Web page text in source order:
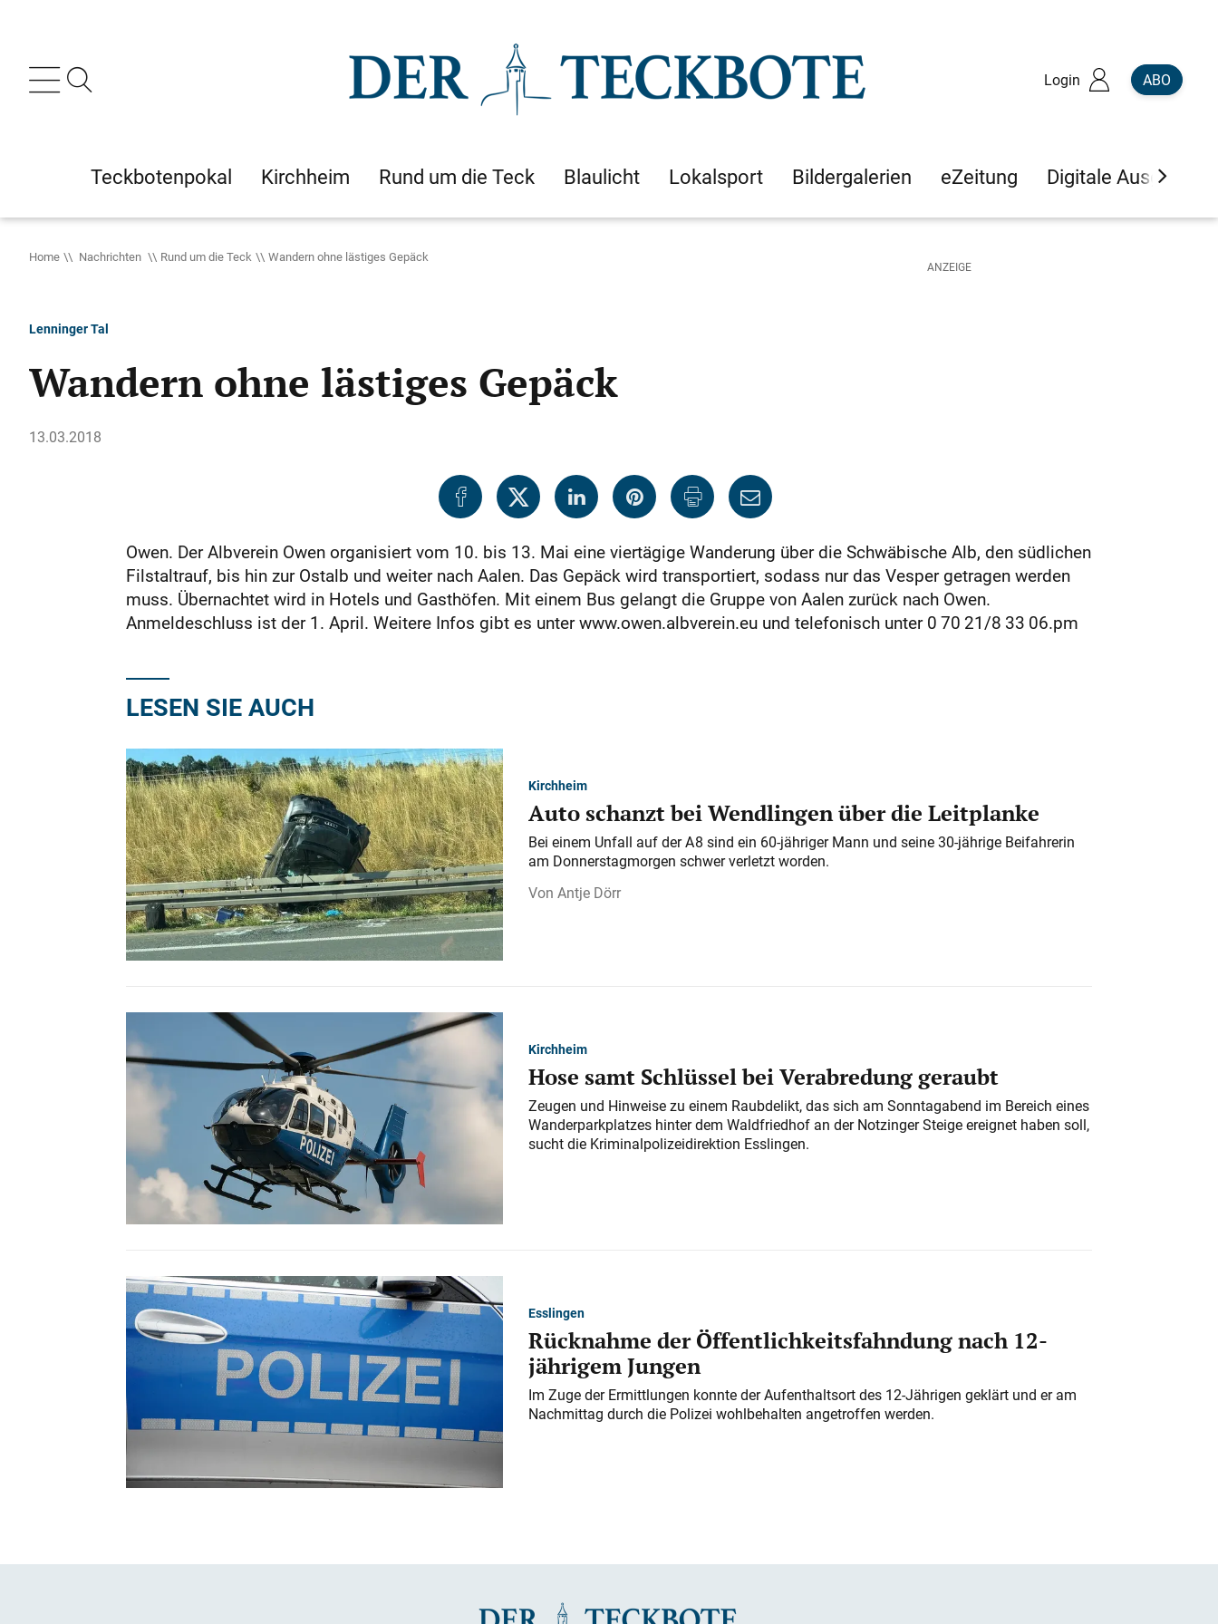
Login ABO
Teckbotenpokal Kirchheim Rund um die Teck Blaulicht Lokalsport Bildergalerien eZeitung Digitale Ausgaben
Home Nachrichten Rund um die Teck Wandern ohne lästiges Gepäck
Lenninger Tal
Wandern ohne lästiges Gepäck
13.03.2018
Owen. Der Albverein Owen organisiert vom 10. bis 13. Mai eine viertägige Wanderung über die Schwäbische Alb, den südlichen
Filstaltrauf, bis hin zur Ostalb und weiter nach Aalen. Das Gepäck wird transportiert, sodass nur das Vesper getragen werden
muss. Übernachtet wird in Hotels und Gasthöfen. Mit einem Bus gelangt die Gruppe von Aalen zurück nach Owen.
Anmeldeschluss ist der 1. April. Weitere Infos gibt es unter www.owen.albverein.eu und telefonisch unter 0 70 21/8 33 06.pm
LESEN SIE AUCH
Kirchheim
Auto schanzt bei Wendlingen über die Leitplanke
Bei einem Unfall auf der A 8 sind ein 60-jähriger Mann und seine 30-jährige Beifahrerin
am Donnerstagmorgen schwer verletzt worden.
Antje Dörr
Kirchheim
Hose samt Schlüssel bei Verabredung geraubt
Zeugen und Hinweise zu einem Raubdelikt, das sich am Sonntagabend im Bereich eines
Wanderparkplatzes hinter dem Waldfriedhof an der Notzinger Steige ereignet haben soll,
sucht die Kriminalpolizeidirektion Esslingen.
Esslingen
Rücknahme der Öffentlichkeitsfahndung nach 12-
jährigem Jungen
Im Zuge der Ermittlungen konnte der Aufenthaltsort des 12-Jährigen geklärt und er am
Nachmittag durch die Polizei wohlbehalten angetroffen werden.